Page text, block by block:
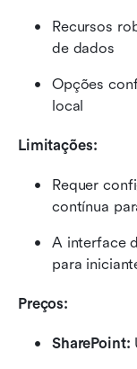
Recursos
de dados
Opções
local
Limitações:
Requer
contínua
A interface
para
Preços:
SharePoint: